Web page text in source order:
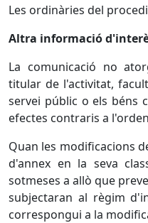
Les ordinàries del
Altra informació
La comunicació no
titular de l'activitat,
servei públic o els béns
efectes contraris a
Quan les modificacions
d'annex en la seva
sotmeses a allò que
subjectaran al règim
correspongui a la